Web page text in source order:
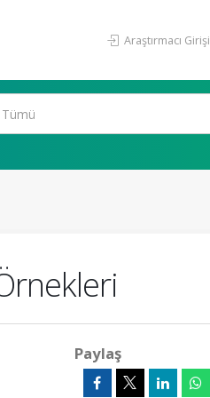
Araştırmacı Girişi
Paylaş